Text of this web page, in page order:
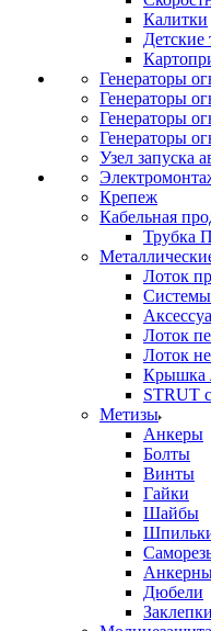
Калитки
Детские
Генераторы
Генераторы
Генераторы
Генераторы
Узел запуска
Крепеж
Кабельная
Трубка
Лоток
Системы
Лоток
Лоток
Крышка
STRUT
Метизы
Анкеры
Болты
Винты
Гайки
Шайбы
Дюбели
Заклепки